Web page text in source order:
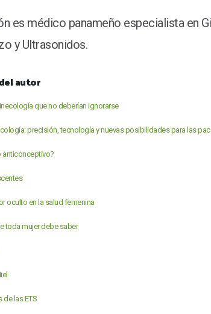
es médico panameño especialista en
y Ultrasonidos.
autor
que no deberían ignorarse
precisión, tecnología y nuevas posibilidades para las
anticonceptivo?
oculto en la salud femenina
toda mujer debe saber
de las ETS